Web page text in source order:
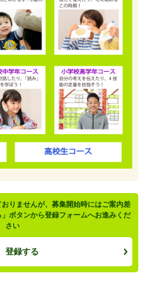
りませんが、募集開始時にはご案内差
ボタンから登録フォームへお進みくだ
さい
登録する